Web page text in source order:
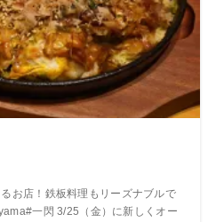
お店！鉄板料理もリーズナブルで
一閃 3/25（金）に新しくオー